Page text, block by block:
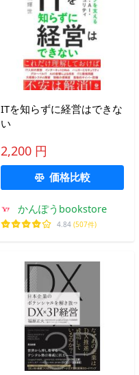
ITを知らずに経営はできな
い
2,200 円
価格比較
かんぽうbookstore
4.84 (507件)